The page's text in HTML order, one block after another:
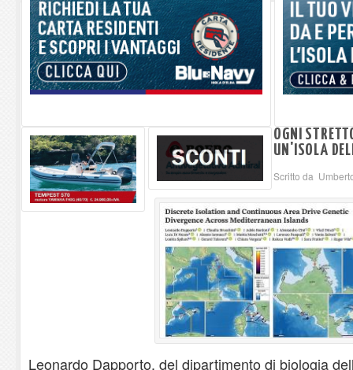
Capoliveri, potenziata la pulizia dei bordi stradali -07-08-2026
Marina di Campo tra i porti interessati dal nuovo piano dell'Autorità
OGNI
UN'ISOLA
Scritto da
Leonardo Dapporto, del dipartimento di biologia